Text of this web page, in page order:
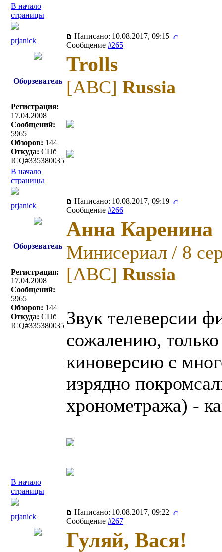
В начало
страницы
prjanick
Написано: 10.08.2017, 09:15
Сообщение #265
Оборзеватель
Регистрация:
17.04.2008
Сообщений:
5965
Обзоров: 144
Откуда: СПб
ICQ#335380035
Trolls
[ABC] Russia
В начало
страницы
prjanick
Написано: 10.08.2017, 09:19
Сообщение #266
Оборзеватель
Регистрация:
17.04.2008
Сообщений:
5965
Обзоров: 144
Откуда: СПб
ICQ#335380035
Анна Каренина
Минисериал / 8
[ABC] Russia
Звук телеверсии
сожалению,
киноверсию с
изрядно
хронометража) -
В начало
страницы
prjanick
Написано: 10.08.2017, 09:22
Сообщение #267
Гуляй, Вася!